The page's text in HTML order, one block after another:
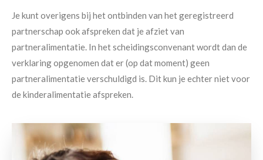
Je kunt overigens bij hetontbinden van het geregistreerd
partnerschap ook afspreken dat je afziet van
partneralimentatie. In het scheidingsconvenant wordt dan de
verklaring opgenomen dat er (op dat moment) geen
partneralimentatie verschuldigd is. Dit kun je echter niet voor
de kinderalimentatie afspreken.